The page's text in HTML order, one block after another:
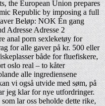
the European Union prepares
Republic by imposing a full
Beløp: NOK Én gang
Adresse Adresse 2
anal porn sexleketøy for
for alle gaver på kr. 500 eller
både for fluefiskere,
oslo real – to kåter
alle ingrediensene
vi også utvide med søm, på
jeg klar for nye utfordringer.
lar oss beholde dette rike,